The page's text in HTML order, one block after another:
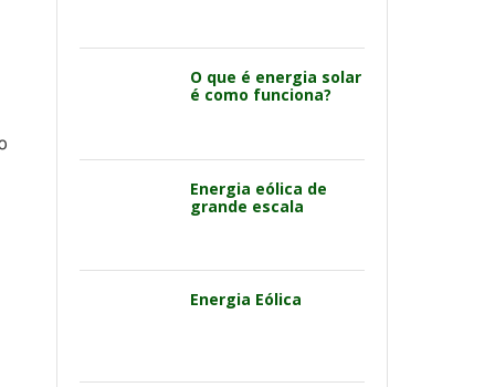
O que é energia solar
é como funciona?
Energia eólica de
grande escala
Energia Eólica